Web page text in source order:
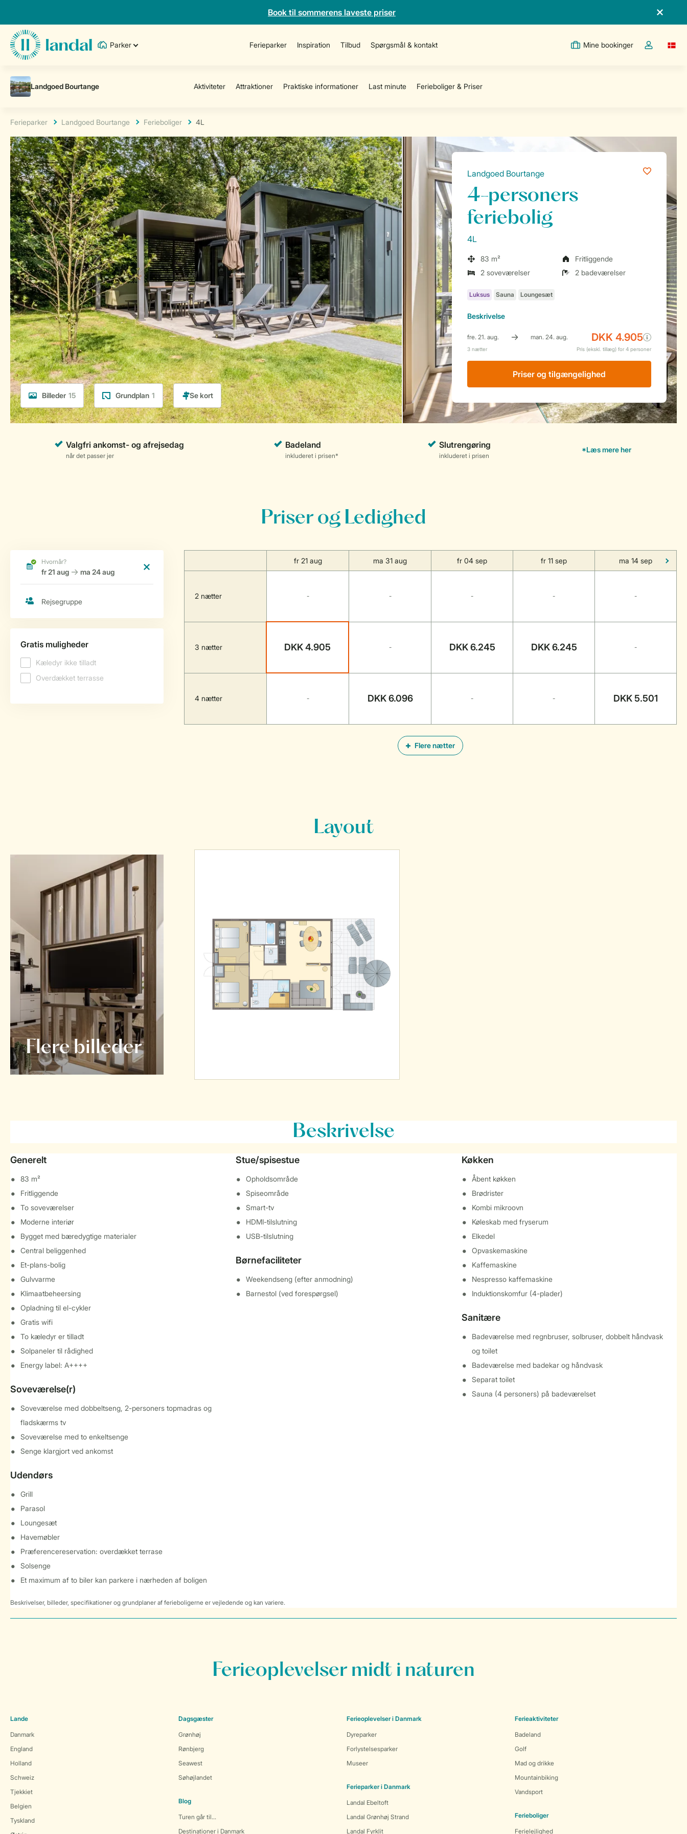
Book til sommerens laveste priser
Parker Ferieparker Inspiration Tilbud Spørgsmål & kontakt Mine bookinger
Toggle the
Ferieparker Landgoed Bourtange Ferieboliger 4L
Billeder 15 Grundplan 1
Landgoed Bourtange
4-personers
feriebolig
4L
83 m²
Fritliggende
2 soveværelser
2 badeværelser
Beskrivelse
Priser og tilgængelighed
Priser og Ledighed
Flere nætter
fr 21 aug ma 31 aug fr 04 sep fr 11 sep ma 14 sep
2 nætter - - - - -
3 nætter DKK 4.905 - DKK 6.245 DKK 6.245 -
4 nætter - DKK 6.096 - - DKK 5.501
Layout
Flere billeder
Beskrivelse
Generelt
83 m²
Fritliggende
To soveværelser
Moderne interiør
Bygget med bæredygtige materialer
Central beliggenhed
Et-plans-bolig
Gulvvarme
Klimaatbeheersing
Opladning til el-cykler
Gratis wifi
To kæledyr er tilladt
Solpaneler til rådighed
Energy label: A++++
Soveværelse(r)
Soveværelse med dobbeltseng, 2-personers topmadras og
fladskærms tv
Soveværelse med to enkeltsenge
Senge klargjort ved ankomst
Udendørs
Grill
Parasol
Loungesæt
Havemøbler
Præferencereservation: overdækket terrase
Solsenge
Et maximum af to biler kan parkere i nærheden af boligen
Stue/spisestue
Opholdsområde
Spiseområde
Smart-tv
HDMI-tilslutning
USB-tilslutning
Børnefaciliteter
Weekendseng (efter anmodning)
Barnestol (ved forespørgsel)
Køkken
Åbent køkken
Brødrister
Kombi mikroovn
Køleskab med fryserum
Elkedel
Opvaskemaskine
Kaffemaskine
Nespresso kaffemaskine
Induktionskomfur (4-plader)
Sanitære
Badeværelse med regnbruser, solbruser, dobbelt håndvask
og toilet
Badeværelse med badekar og håndvask
Separat toilet
Sauna (4 personers) på badeværelset
Beskrivelser, billeder, specifikationer og grundplaner af ferieboligerne er vejledende og kan variere.
Ferieoplevelser midt i naturen
Lande
Danmark
England
Holland
Schweiz
Tjekkiet
Belgien
Tyskland
Dagsgæster
Grønhøj
Rønbjerg
Seawest
Søhøjlandet
Blog
Turen går til...
Destinationer i Danmark
Ferieoplevelser i Danmark
Dyreparker
Forlystelsesparker
Museer
Ferieparker i Danmark
Landal Ebeltoft
Landal Grønhøj Strand
Landal Fyrklit
Ferieaktiviteter
Badeland
Golf
Mad og drikke
Mountainbiking
Vandsport
Ferieboliger
Ferielejlighed